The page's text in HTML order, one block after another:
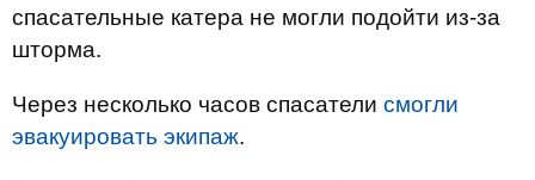
спасательные катера не могли подойти из-за
шторма.
Через несколько часов спасатели смогли
эвакуировать экипаж.